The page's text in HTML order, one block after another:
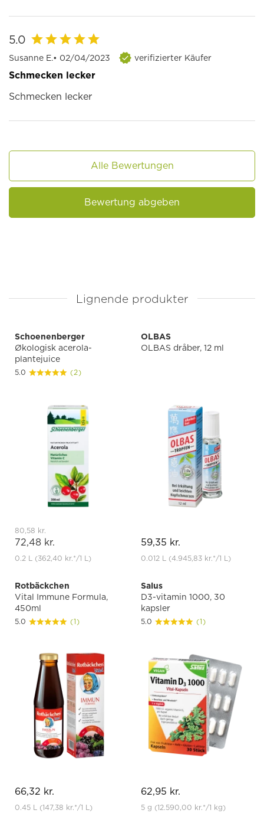
5.0
Susanne E.• 02/04/2023 verifizierter Käufer
Schmecken lecker
Schmecken lecker
Alle Bewertungen
Bewertung abgeben
Lignende produkter
Schoenenberger
Økologisk acerola-
plantejuice
5.0 (2)
80,58 kr.
72,48 kr.
0.2 L (362,40 kr.*/1 L)
OLBAS
OLBAS dråber, 12 ml
59,35 kr.
0.012 L (4.945,83 kr.*/1 L)
Rotbäckchen
Vital Immune Formula,
450ml
5.0 (1)
66,32 kr.
0.45 L (147,38 kr.*/1 L)
Salus
D3-vitamin 1000, 30
kapsler
5.0 (1)
62,95 kr.
5 g (12.590,00 kr.*/1 kg)